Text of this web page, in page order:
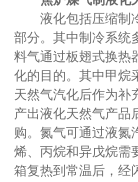
液化包括压缩制冷
部分。其中制冷系统
料气通过板翅式换热
化的目的。其中甲烷
天然气汽化后作为补
产出液化天然气产品
购。氮气可通过液氮
烯、丙烷和异戊烷需
箱复热到常温后，经